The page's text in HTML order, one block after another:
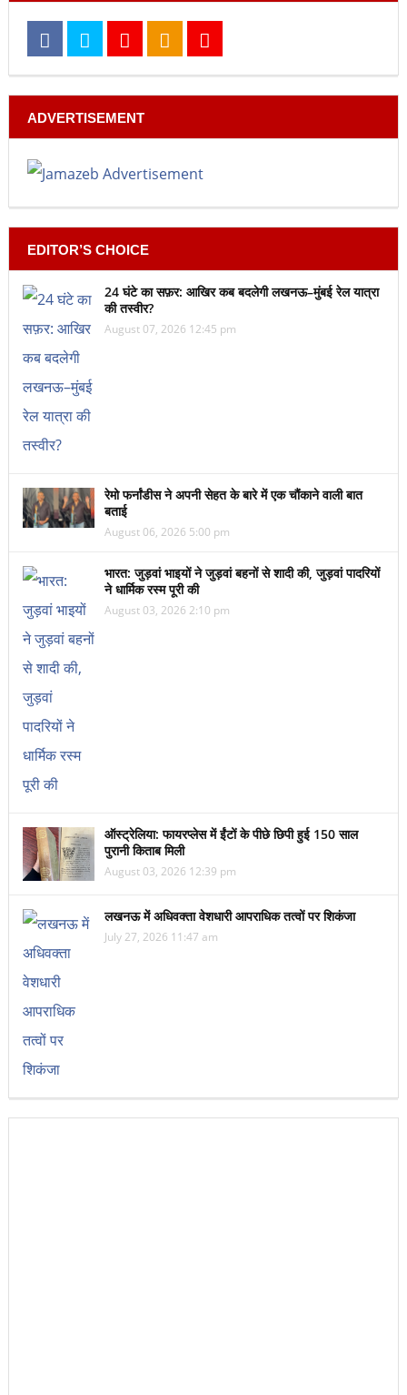
ADVERTISEMENT
EDITOR’S CHOICE
24 घंटे का सफ़र: आखिर कब बदलेगी लखनऊ–मुंबई रेल यात्रा
की तस्वीर?
August 07, 2026 12:45 pm
रेमो फर्नांडीस ने अपनी सेहत के बारे में एक चौंकाने वाली बात
बताई
August 06, 2026 5:00 pm
भारत: जुड़वां भाइयों ने जुड़वां बहनों से शादी की, जुड़वां पादरियों
ने धार्मिक रस्म पूरी की
August 03, 2026 2:10 pm
ऑस्ट्रेलिया: फायरप्लेस में ईंटों के पीछे छिपी हुई 150 साल
पुरानी किताब मिली
August 03, 2026 12:39 pm
लखनऊ में अधिवक्ता वेशधारी आपराधिक तत्वों पर शिकंजा
July 27, 2026 11:47 am